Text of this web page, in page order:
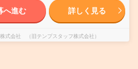
へ進む 詳しく見る
式会社 （旧テンプスタッフ株式会社）